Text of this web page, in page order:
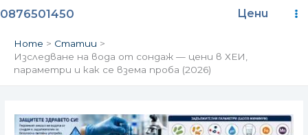
to
0876501450 Цени
Home
Статии
Изследване на вода от сондаж — цени в ХЕИ,
параметри и как се взема проба (2026)